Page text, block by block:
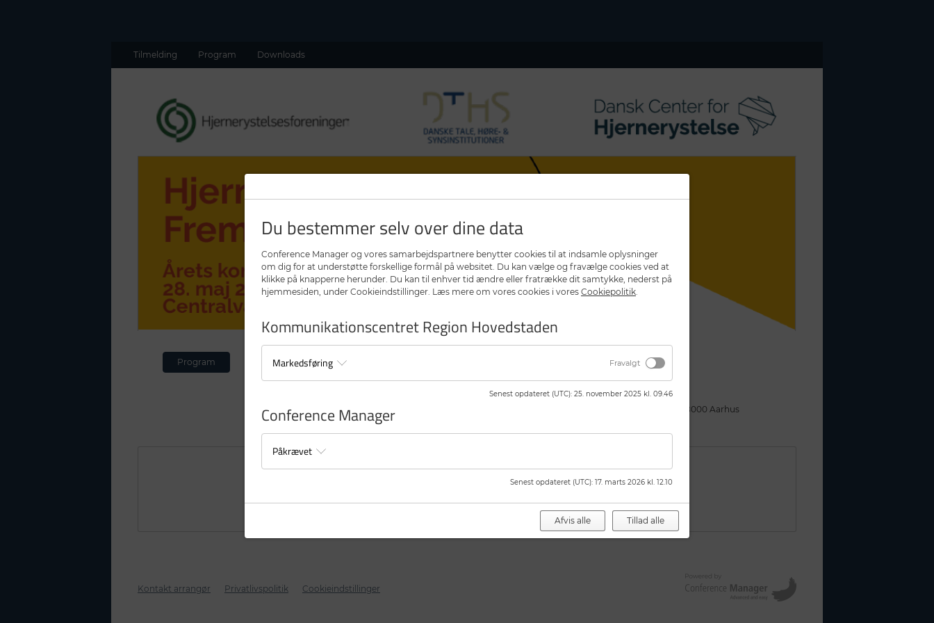
Tilmelding Program Downloads
Program Tilmelding
Sted:
Comwell Centralværkstedet, Værkmestergade 9, 8000 Aarhus
Klik her for at ændre dine indstillinger for Cookies.
Kontakt arrangør Privatlivspolitik Cookieindstillinger
Du bestemmer selv over dine data
Conference Manager og vores samarbejdspartnere benytter cookies til at indsamle oplysninger
om dig for at understøtte forskellige formål på websitet. Du kan vælge og fravælge cookies ved at
klikke på knapperne herunder. Du kan til enhver tid ændre eller fratrække dit samtykke, nederst på
hjemmesiden, under Cookieindstillinger. Læs mere om vores cookies i vores Cookiepolitik.
Kommunikationscentret Region Hovedstaden
Markedsføring Fravalgt
Senest opdateret (UTC): 25. november 2025 kl. 09.46
Conference Manager
Påkrævet
Senest opdateret (UTC): 17. marts 2026 kl. 12.10
Afvis alle Tillad alle